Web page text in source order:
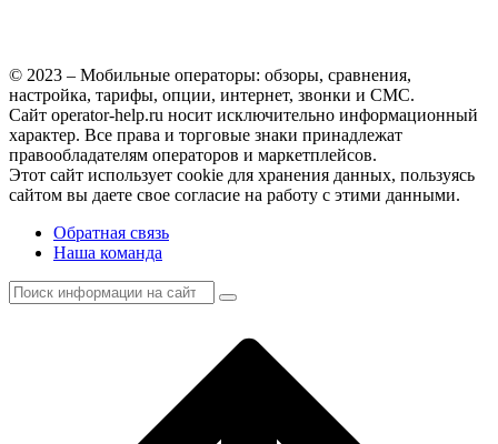
© 2023 – Мобильные операторы: обзоры, сравнения,
настройка, тарифы, опции, интернет, звонки и СМС.
Сайт operator-help.ru носит исключительно информационный
характер. Все права и торговые знаки принадлежат
правообладателям операторов и маркетплейсов.
Этот сайт использует cookie для хранения данных, пользуясь
сайтом вы даете свое согласие на работу с этими данными.
Обратная связь
Наша команда